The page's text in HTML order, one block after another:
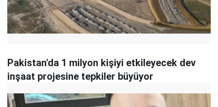
Pakistan'da 1 milyon kişiyi etkileyecek dev
inşaat projesine tepkiler büyüyor